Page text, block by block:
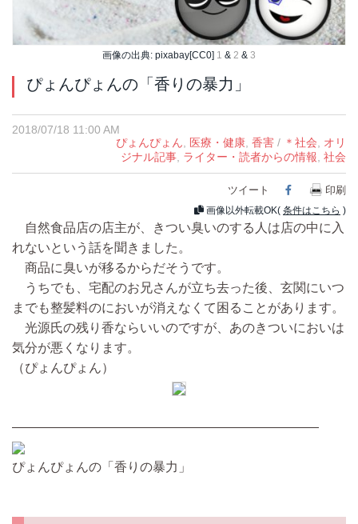
画像の出典: pixabay[CC0] 1 & 2 & 3
ぴょんぴょんの「香りの暴力」
2018/07/18 11:00 AM
ぴょんぴょん
医療・健康 香害 / ＊社会
オリ
ジナル記事 ライター・読者からの情報 社会
ツイート Facebook
印刷
画像以外転載OK( 条件はこちら )
自然食品店の店主が、きつい臭いのする人は店の中に入
れないという話を聞きました。
商品に臭いが移るからだそうです。
うちでも、宅配のお兄さんが立ち去った後、玄関にいつ
までも整髪料のにおいが消えなくて困ることがあります。
光源氏の残り香ならいいのですが、あのきついにおいは
気分が悪くなります。
（ぴょんぴょん）
————————————————————————
ぴょんぴょんの「香りの暴力」